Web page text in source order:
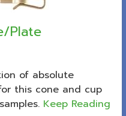
Plate
of absolute
this cone and cup
Keep Reading